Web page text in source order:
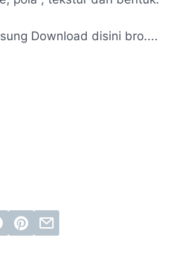
Download disini bro....